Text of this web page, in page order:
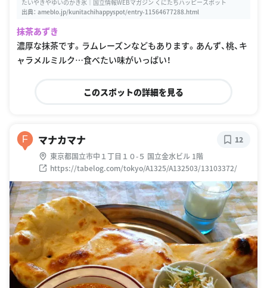
たいやきやゆいのかき氷｜国立情報WEBマガジン くにたちハッピースポット
出典： ameblo.jp/kunitachihappyspot/entry-11564677288.html
抹茶あずき
濃厚な抹茶です。ラムレーズンなどもあります。あんず、桃、キ
ャラメルミルク…食べたい味がいっぱい！
このスポットの詳細を見る
F マナカマナ
東京都国立市中１丁目１０-５ 国立金水ビル 1階
https://tabelog.com/tokyo/A1325/A132503/13103372/
12